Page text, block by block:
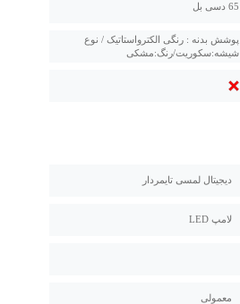
65 دسی بل
پوشش بدنه : رنگی الکترواستاتیک / نوع
شیشه:سکوریت/رنگ:مشکی
دیجیتال لمسی تایمردار
لامپ LED
معمولی